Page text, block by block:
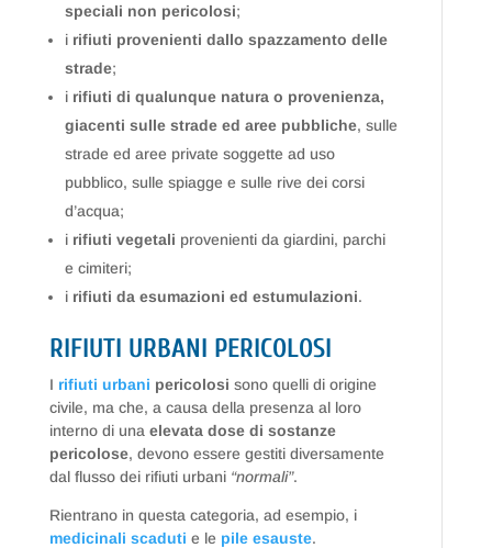
speciali non pericolosi;
i rifiuti provenienti dallo spazzamento delle
strade;
i rifiuti di qualunque natura o provenienza,
giacenti sulle strade ed aree pubbliche, sulle
strade ed aree private soggette ad uso
pubblico, sulle spiagge e sulle rive dei corsi
d’acqua;
i rifiuti vegetali provenienti da giardini, parchi
e cimiteri;
i rifiuti da esumazioni ed estumulazioni.
RIFIUTI URBANI PERICOLOSI
I rifiuti urbani pericolosi sono quelli di origine
civile, ma che, a causa della presenza al loro
interno di una elevata dose di sostanze
pericolose, devono essere gestiti diversamente
dal flusso dei rifiuti urbani “normali”.
Rientrano in questa categoria, ad esempio, i
medicinali scaduti e le pile esauste.